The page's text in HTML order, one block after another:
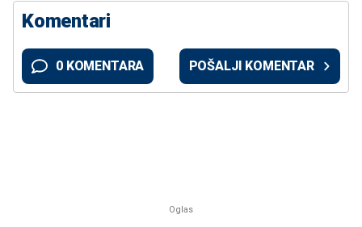
Komentari
0 KOMENTARA POŠALJI KOMENTAR